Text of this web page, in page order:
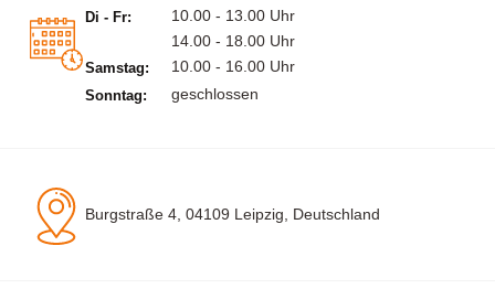
Di - Fr:
10.00 - 13.00 Uhr
14.00 - 18.00 Uhr
Samstag: 10.00 - 16.00 Uhr
Sonntag: geschlossen
Burgstraße 4, 04109 Leipzig, Deutschland